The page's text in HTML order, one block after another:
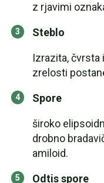
z rjavimi
Steblo
Izrazita, čvrsta
zrelosti
Spore
široko
drobno
amiloid.
Odtis spore